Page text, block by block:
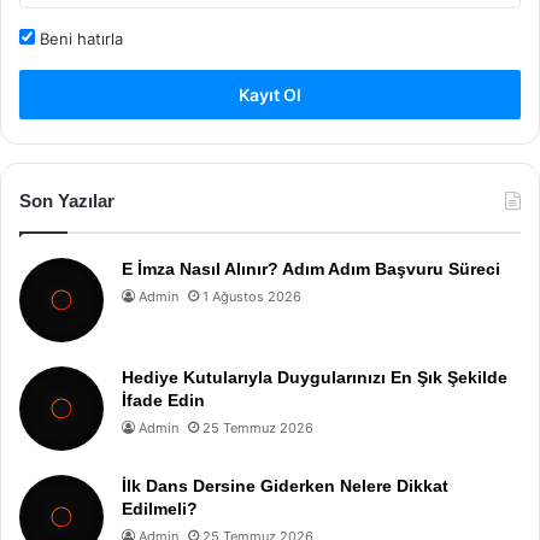
Beni hatırla
Kayıt Ol
Son Yazılar
E İmza Nasıl Alınır? Adım Adım Başvuru Süreci
Admin 1 Ağustos 2026
Hediye Kutularıyla Duygularınızı En Şık Şekilde
İfade Edin
Admin 25 Temmuz 2026
İlk Dans Dersine Giderken Nelere Dikkat
Edilmeli?
Admin 25 Temmuz 2026